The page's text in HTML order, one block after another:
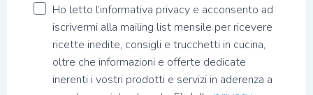
Ho letto l’informativa privacy e acconsento ad
iscrivermi alla mailing list mensile per ricevere
ricette inedite, consigli e trucchetti in cucina,
oltre che informazioni e offerte dedicate
inerenti i vostri prodotti e servizi in aderenza a